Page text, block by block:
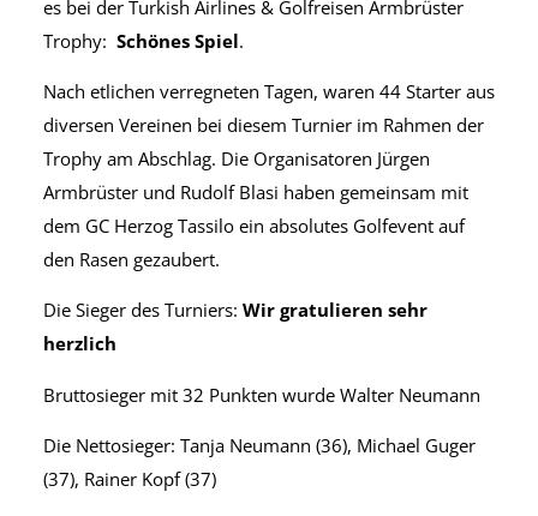
es bei der Turkish Airlines & Golfreisen Armbrüster
Trophy: Schönes Spiel.
Nach etlichen verregneten Tagen, waren 44 Starter aus
diversen Vereinen bei diesem Turnier im Rahmen der
Trophy am Abschlag. Die Organisatoren Jürgen
Armbrüster und Rudolf Blasi haben gemeinsam mit
dem GC Herzog Tassilo ein absolutes Golfevent auf
den Rasen gezaubert.
Die Sieger des Turniers: Wir gratulieren sehr
herzlich
Bruttosieger mit 32 Punkten wurde Walter Neumann
Die Nettosieger: Tanja Neumann (36), Michael Guger
(37), Rainer Kopf (37)